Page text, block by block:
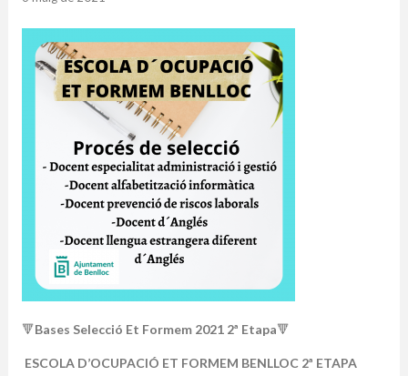
🔻Bases Selecció Et Formem 2021 2ª Etapa🔻
ESCOLA D’OCUPACIÓ ET FORMEM BENLLOC 2ª ETAPA